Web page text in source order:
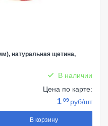
натуральная щетина,
В наличии
Цена по карте:
1 09 руб/шт
В корзину